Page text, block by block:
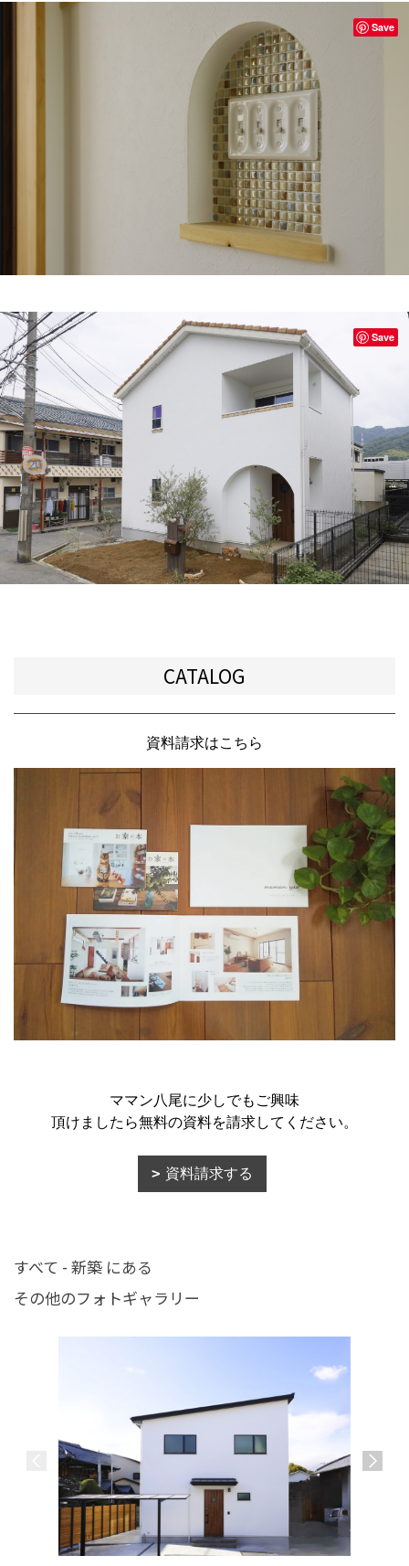
Save
Save
CATALOG
資料請求はこちら
ママン八尾に少しでもご興味
頂けましたら無料の資料を請求してください。
資料請求する
すべて - 新築 にある
その他のフォトギャラリー